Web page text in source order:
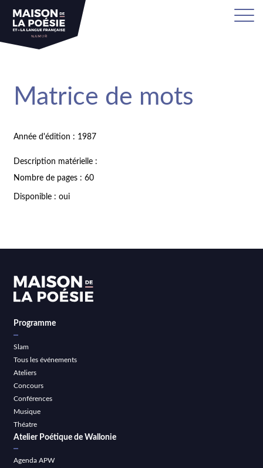
Matrice de mots
Année d'édition : 1987
Description matérielle :
Nombre de pages : 60
Disponible : oui
Programme
Slam
Tous les événements
Ateliers
Concours
Conférences
Musique
Théatre
Atelier Poétique de Wallonie
Agenda APW